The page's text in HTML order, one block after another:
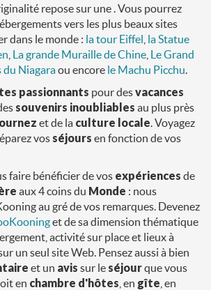
repose sur une . Vous pourrez
vers les plus beaux sites
dans le monde : la tour Eiffel la Statue
La grande Muraille de Chine Le Grand
du Niagaraou encore le Machu Picchu
passionnants pour desvacances
souvenirs inoubliables au plus près
et de la culture locale . Voyagez
vos séjours en fonction de vos
faire bénéficier de vos expériences de
aux 4 coins du Monde : nous
au gré de vos remarques. Devenez
et de sa dimension thématique
activité sur place et lieux à
un seul site Web. Pensez aussi à bien
et un avis sur le séjourque vous
en chambre d'hôtes , en gîte , en